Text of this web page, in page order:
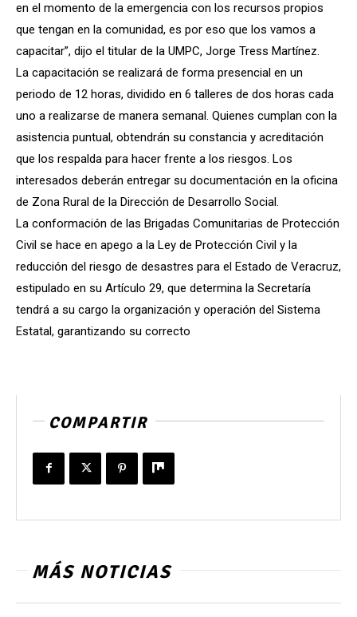
en el momento de la emergencia con los recursos propios
que tengan en la comunidad, es por eso que los vamos a
capacitar”, dijo el titular de la UMPC, Jorge Tress Martínez.
La capacitación se realizará de forma presencial en un
periodo de 12 horas, dividido en 6 talleres de dos horas cada
uno a realizarse de manera semanal. Quienes cumplan con la
asistencia puntual, obtendrán su constancia y acreditación
que los respalda para hacer frente a los riesgos. Los
interesados deberán entregar su documentación en la oficina
de Zona Rural de la Dirección de Desarrollo Social.
La conformación de las Brigadas Comunitarias de Protección
Civil se hace en apego a la Ley de Protección Civil y la
reducción del riesgo de desastres para el Estado de Veracruz,
estipulado en su Artículo 29, que determina la Secretaría
tendrá a su cargo la organización y operación del Sistema
Estatal, garantizando su correcto
COMPARTIR
MÁS NOTICIAS